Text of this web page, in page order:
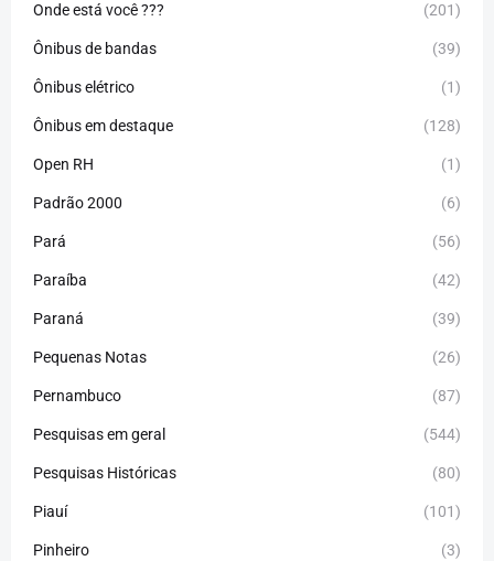
Onde está você ??? (201)
Ônibus de bandas (39)
Ônibus elétrico (1)
Ônibus em destaque (128)
Open RH (1)
Padrão 2000 (6)
Pará (56)
Paraíba (42)
Paraná (39)
Pequenas Notas (26)
Pernambuco (87)
Pesquisas em geral (544)
Pesquisas Históricas (80)
Piauí (101)
Pinheiro (3)